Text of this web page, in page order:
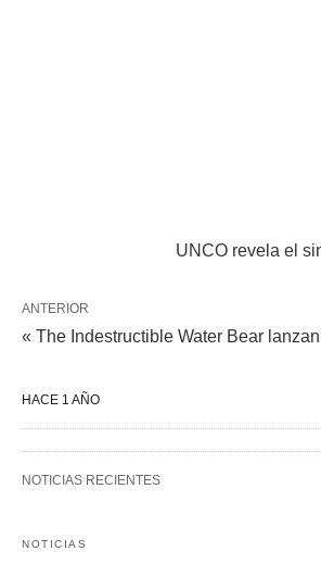
UNCO revela el
ANTERIOR
« The Indestructible Water Bear
HACE 1 AÑO
NOTICIAS RECIENTES
NOTICIAS